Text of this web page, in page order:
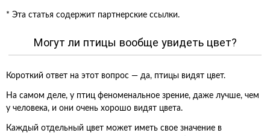
* Эта статья содержит партнерские ссылки.
Могут ли птицы вообще увидеть цвет?
Короткий ответ на этот вопрос — да, птицы видят цвет.
На самом деле, у птиц феноменальное зрение, даже лучше, чем
у человека, и они очень хорошо видят цвета.
Каждый отдельный цвет может иметь свое значение в